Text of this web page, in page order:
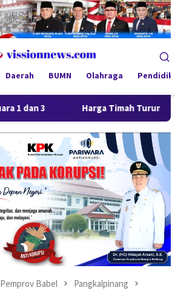
Daerah BUMN Olahraga
Harga Timah Turun, Aktivitas
Pemprov Babel Pangkalpinang